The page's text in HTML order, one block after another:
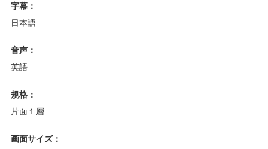
字幕：
日本語
音声：
英語
規格：
片面１層
画面サイズ：